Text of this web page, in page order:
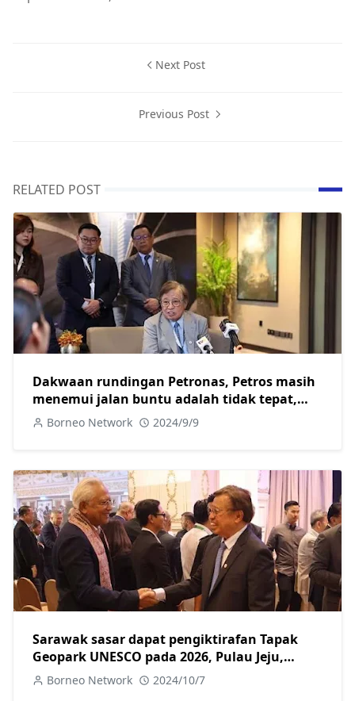
Next Post
Previous Post
RELATED POST
Dakwaan rundingan Petronas, Petros masih
menemui jalan buntu adalah tidak tepat,
tegas Abg Jo
Borneo Network 2024/9/9
Sarawak sasar dapat pengiktirafan Tapak
Geopark UNESCO pada 2026, Pulau Jeju,
Korea jadi tanda aras
Borneo Network 2024/10/7